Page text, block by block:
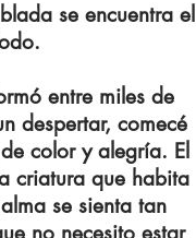
se encuentra el
entre miles de
despertar, comecé
color y alegría. El
criatura que habita
se sienta tan